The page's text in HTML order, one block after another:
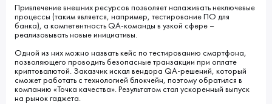
Привлечение внешних ресурсов позволяет налаживать неключевые
процессы (таким является, например, тестирование ПО для
банка), а компетентность QA-команды в узкой сфере –
реализовывать новые инициативы.
Одной из них можно назвать кейс по тестированию смартфона,
позволяющего проводить безопасные транзакции при оплате
криптовалютой. Заказчик искал вендора QA-решений, который
сможет работать с технологией блокчейн, поэтому обратился в
компанию «Точка качества». Результатом стал ускоренный выпуск
на рынок гаджета.